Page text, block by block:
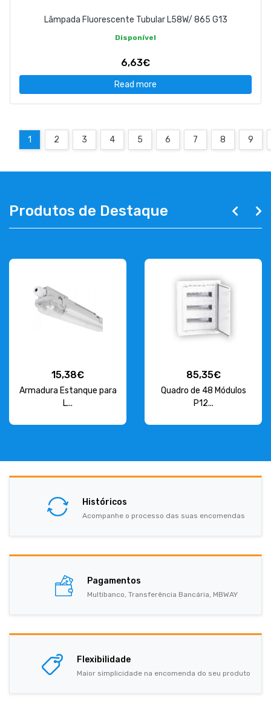
Lâmpada Fluorescente Tubular L58W/ 865 G13
Disponível
6,63€
Read more
1 2 3 4 5 6 7 8 9
Produtos de Destaque
15,38€
Armadura Estanque para
L...
85,35€
Quadro de 48 Módulos
P12...
Históricos
Acompanhe o processo das suas encomendas
Pagamentos
Multibanco, Transferência Bancária, MBWAY
Flexibilidade
Maior simplicidade na encomenda do seu produto